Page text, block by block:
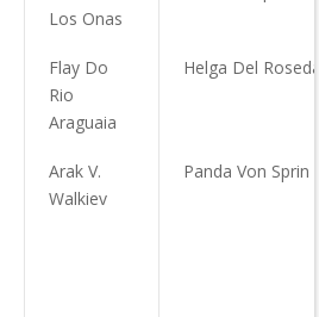
Los Onas
Flay Do
Rio
Araguaia
Helga Del
Arak V.
Walkiev
Panda Von Sprin